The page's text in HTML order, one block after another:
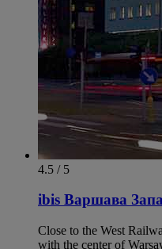
4.5 / 5
ibis Варшава
Close to the West
with the center of